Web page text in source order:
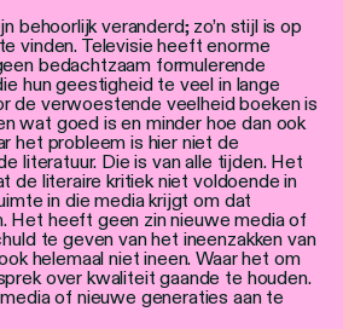
behoorlijk veranderd; zo’n stijl is op
vinden. Televisie heeft enorme
bedachtzaam formulerende
hun geestigheid te veel in lange
de verwoestende veelheid boeken is
wat goed is en minder hoe dan ook
het probleem is hier niet de
literatuur. Die is van alle tijden. Het
de literaire kritiek niet voldoende in
in die media krijgt om dat
Het heeft geen zin nieuwe media of
te geven van het ineenzakken van
helemaal niet ineen. Waar het om
over kwaliteit gaande te houden.
of nieuwe generaties aan te